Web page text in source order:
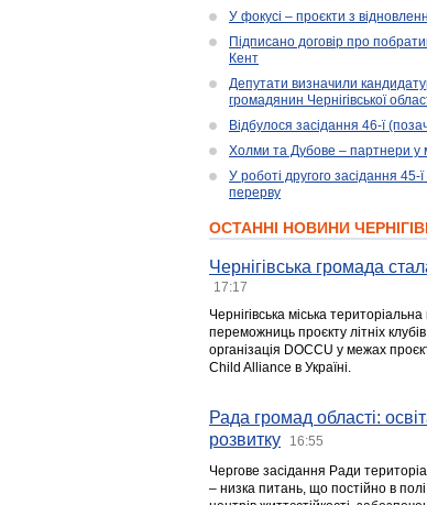
У фокусі – проєкти з
Підписано договір про
Кент
Депутати визначили
громадянин Чернігівської
Відбулося засідання 46-ї
Холми та Дубове – партнери у
У роботі другого засідання 45-
перерву
ОСТАННІ НОВИНИ
Чернігівська громада
17:17
Чернігівська міська
переможниць проєкту літніх
організація DOCCU у межах
Child Alliance в Україні.
Рада громад області:
розвитку
16:55
Чергове засідання Ради
– низка питань, що постійно в